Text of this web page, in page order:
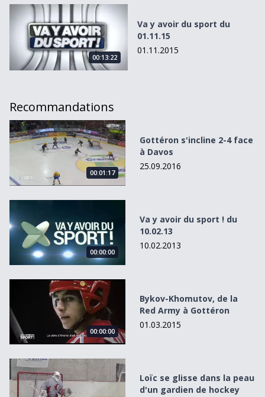
Va y avoir du sport du 01.11.15
00:13:22
Va y avoir du sport du
01.11.15
01.11.2015
Recommandations
Gottéron s&#039;incline 2-4 face à Davos
00:01:17
Gottéron s'incline 2-4 face
à Davos
25.09.2016
00:00:00
Va y avoir du sport ! du
10.02.13
10.02.2013
Bykov-Khomutov, de la Red Army à Gottéron
00:00:00
Bykov-Khomutov, de la
Red Army à Gottéron
01.03.2015
Loïc se glisse dans la peau d&#039;un gardien de hockey
Loïc se glisse dans la peau
d'un gardien de hockey